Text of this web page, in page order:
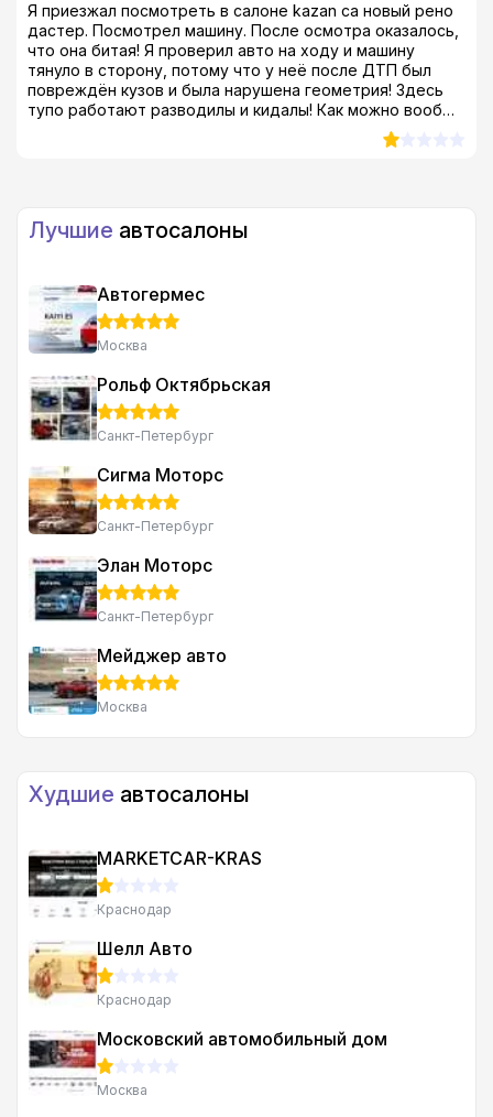
Я приезжал посмотреть в салоне kazan ca новый рено
дастер. Посмотрел машину. После осмотра оказалось,
что она битая! Я проверил авто на ходу и машину
тянуло в сторону, потому что у неё после ДТП был
повреждён кузов и была нарушена геометрия! Здесь
тупо работают разводилы и кидалы! Как можно вообще
продавать такой тотал?! Я был просто в шоке! даже в
Лучшие автосалоны
Автогермес
Москва
Рольф Октябрьская
Санкт-Петербург
Сигма Моторс
Санкт-Петербург
Элан Моторс
Санкт-Петербург
Мейджер авто
Москва
Худшие автосалоны
MARKETCAR-KRAS
Краснодар
Шелл Авто
Краснодар
Московский автомобильный дом
Москва